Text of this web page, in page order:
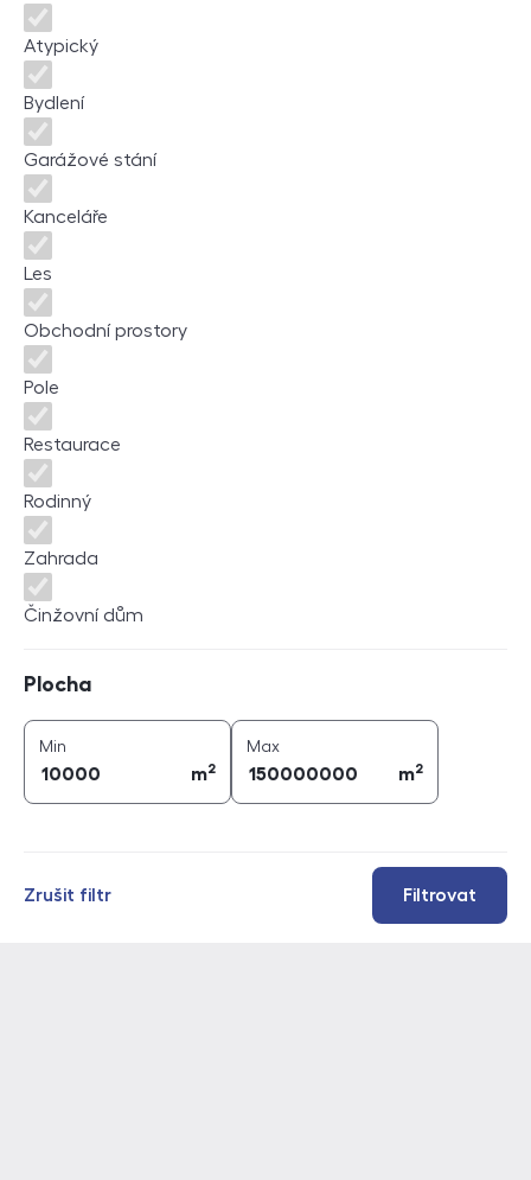
Atypický
Bydlení
Garážové stání
Kanceláře
Les
Obchodní prostory
Pole
Restaurace
Rodinný
Zahrada
Činžovní dům
Plocha
Min
m2
Maxplocha (
m2
Filtrovat
Zrušit filtr